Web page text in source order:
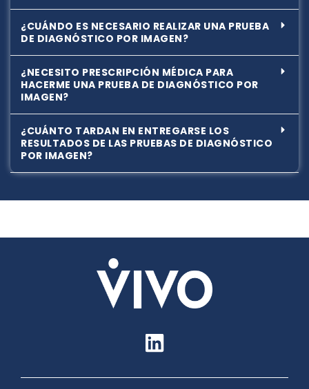
¿CUÁNDO ES NECESARIO REALIZAR UNA PRUEBA
DE DIAGNÓSTICO POR IMAGEN?
¿NECESITO PRESCRIPCIÓN MÉDICA PARA
HACERME UNA PRUEBA DE DIAGNÓSTICO POR
IMAGEN?
¿CUÁNTO TARDAN EN ENTREGARSE LOS
RESULTADOS DE LAS PRUEBAS DE DIAGNÓSTICO
POR IMAGEN?
L
i
n